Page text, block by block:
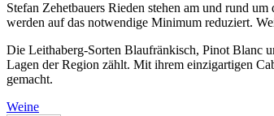
Stefan Zehetbauers Rieden stehen am und rund
werden auf das notwendige Minimum reduziert.
Die Leithaberg-Sorten Blaufränkisch, Pinot Blanc
Lagen der Region zählt. Mit ihrem einzigartigen
gemacht.
Weine